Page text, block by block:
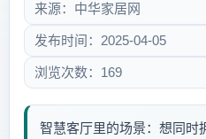
来源：中华家居网
发布时间：2025-04-05
浏览次数：169
智慧客厅里的场景：想同时